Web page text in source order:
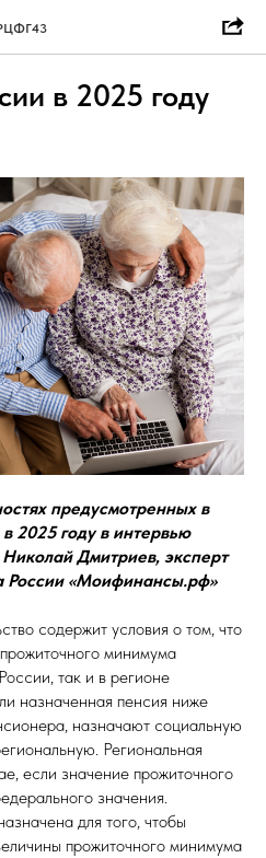
в 2025 году
предусмотренных в
2025 году в интервью
Дмитриев, эксперт
«Моифинансы.рф»
содержит условия о том, что
минимума
так и в регионе
назначенная пенсия ниже
назначают социальную
Региональная
если значение прожиточного
значения.
для того, чтобы
прожиточного минимума